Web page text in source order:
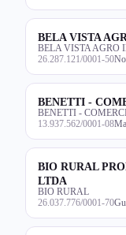
BELA VISTA
BELA VISTA AGRO
26.287.121/0001-50
BENETTI -
BENETTI -
13.937.562/0001-08
BIO RURAL
LTDA
BIO RURAL
26.037.776/0001-70